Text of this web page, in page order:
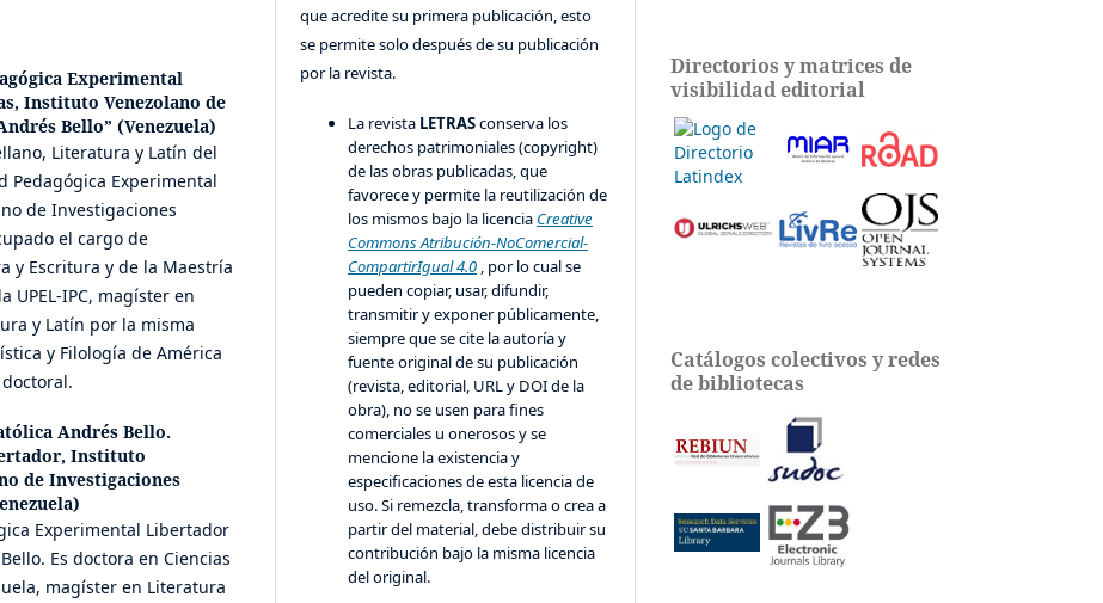
Experimental
Instituto Venezolano de
Bello” (Venezuela)
Literatura y Latín del
Pedagógica Experimental
de Investigaciones
el cargo de
y Escritura y de la Maestría
UPEL-IPC, magíster en
y Latín por la misma
y Filología de América
Andrés Bello.
Instituto
de Investigaciones
Experimental Libertador
Es doctora en Ciencias
magíster en Literatura
que acredite su primera publicación, esto
se permite solo después de su publicación
por la revista.
La revista LETRASconserva los
derechos patrimoniales (copyright)
de las obras publicadas, que
favorece y permite la reutilización de
los mismos bajo la licencia Creative
Commons Atribución-NoComercial-
CompartirIgual 4.0 , por lo cual se
pueden copiar, usar, difundir,
transmitir y exponer públicamente,
siempre que se cite la autoría y
fuente original de su publicación
(revista, editorial, URL y DOI de la
obra), no se usen para fines
comerciales u onerosos y se
mencione la existencia y
especificaciones de esta licencia de
uso. Si remezcla, transforma o crea a
partir del material, debe distribuir su
contribución bajo la misma licencia
del original.
Directorios y matrices de
visibilidad editorial
Catálogos colectivos y redes
de bibliotecas